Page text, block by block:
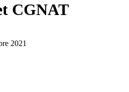
CGNAT
2021